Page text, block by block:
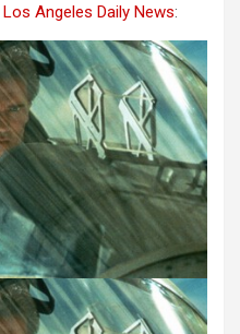
Los Angeles Daily News: